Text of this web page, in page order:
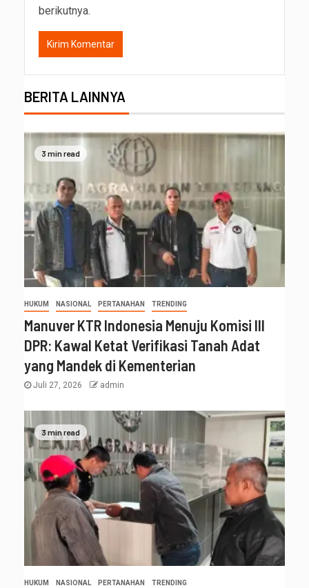
berikutnya.
BERITA LAINNYA
3 min read
HUKUM NASIONAL PERTANAHAN TRENDING
Manuver KTR Indonesia Menuju Komisi III
DPR: Kawal Ketat Verifikasi Tanah Adat
yang Mandek di Kementerian
Juli 27, 2026 admin
3 min read
HUKUM NASIONAL PERTANAHAN TRENDING